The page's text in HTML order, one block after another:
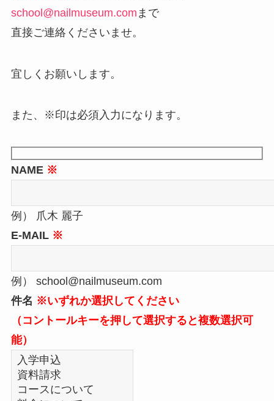
school@nailmuseum.com まで
直接ご連絡くださいませ。
宜しくお願いします。
また、※印は必須入力になります。
NAME ※
例） 爪木 麗子
E-MAIL ※
例） school@nailmuseum.com
件名 ※いずれか選択してください
（コントールキーを押して選択すると複数選択可
能）